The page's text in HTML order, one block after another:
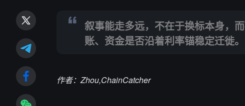
叙事能走多远，不在于换标本身，
账、资金是否沿着利率锚稳定迁徙。
作者：Zhou,ChainCatcher